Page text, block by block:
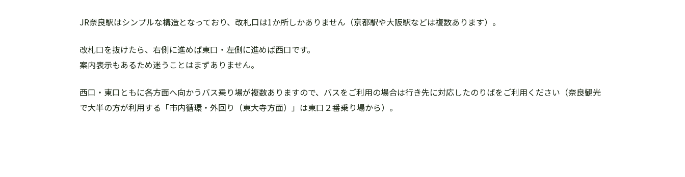
JR奈良駅はシンプルな構造となっており、改札口は1か所しかありません（京都駅や大阪駅などは複数あります）。
改札口を抜けたら、右側に進めば東口・左側に進めば西口です。
案内表示もあるため迷うことはまずありません。
西口・東口ともに各方面へ向かうバス乗り場が複数ありますので、バスをご利用の場合は行き先に対応したのりばをご利用ください（奈良観光
で大半の方が利用する「市内循環・外回り（東大寺方面）」は東口２番乗り場から）。